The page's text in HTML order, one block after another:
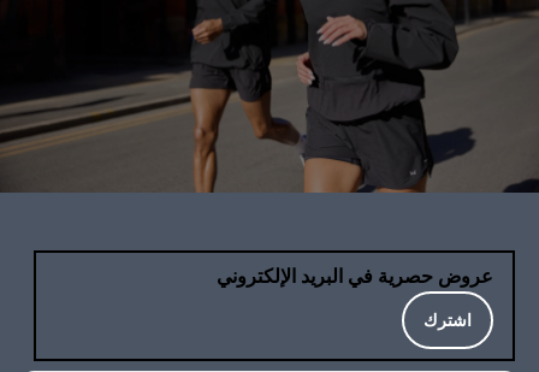
عروض حصرية في البريد الإلكتروني
اشترك